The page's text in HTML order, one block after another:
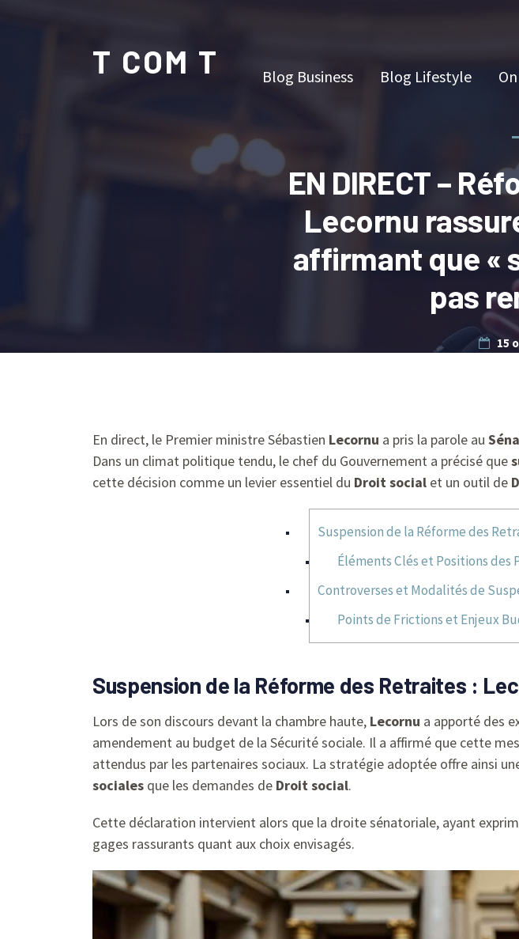
T COM T Blog Business Blog Lifestyle
EN DIRECT –
Lecornu
affirmant que «
pas
15
En direct, le Premier ministre Sébastien Lecornu a pris la parole au
Dans un climat politique tendu, le chef du Gouvernement a précisé que
cette décision comme un levier essentiel du Droit social et un outil de
Suspension de la Réforme des
Éléments Clés et Positions des
Controverses et Modalités de
Points de Frictions et Enjeux
Suspension de la Réforme des Retraites :
Lors de son discours devant la chambre haute, Lecornu a apporté des
amendement au budget de la Sécurité sociale. Il a affirmé que cette
attendus par les partenaires sociaux. La stratégie adoptée offre ainsi
sociales que les demandes de Droit social.
Cette déclaration intervient alors que la droite sénatoriale, ayant
gages rassurants quant aux choix envisagés.